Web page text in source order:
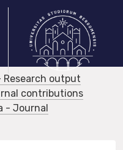
Research output
contributions
- Journal